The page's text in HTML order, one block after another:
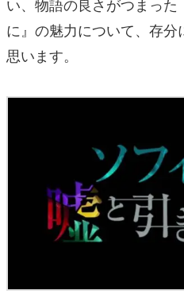
に』の魅力について、存
思います。